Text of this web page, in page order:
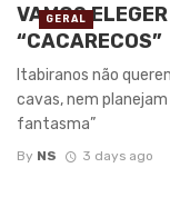
VAMOS
“CACARECOS”
Itabiranos não
cavas, nem
fantasma”
By NS 3 days ago
GERAL